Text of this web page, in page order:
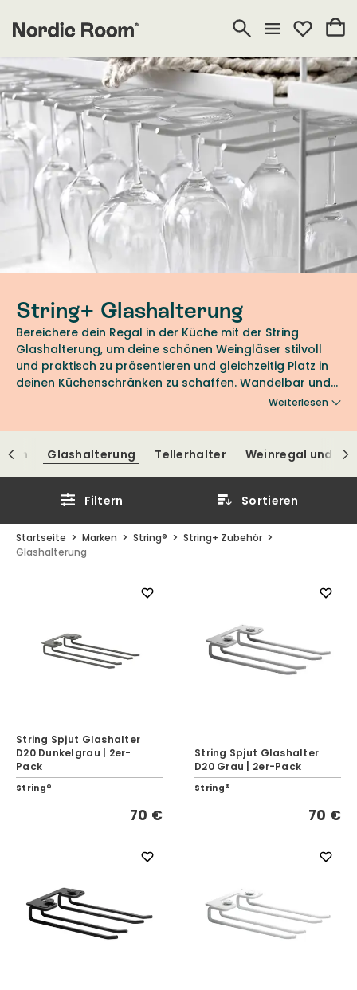
String+ Glashalterung
Bereichere dein Regal in der Küche mit der String
Glashalterung, um deine schönen Weingläser stilvoll
und praktisch zu präsentieren und gleichzeitig Platz in
deinen Küchenschränken zu schaffen. Wandelbar und
funktional – so zeigt sich der Designklassiker String-
String-Regal hervorragend für mehr Ordnung und
Übersicht in deiner Küche.
Weiterlesen
Glashalterung Tellerhalter Weinregal und
Filtern Sortieren
Startseite Marken String®
String+ Zubehör
Glashalterung
String Spjut Glashalter
D20 Dunkelgrau | 2er-
Pack
String®
70 €
String Spjut Glashalter
D20 Grau | 2er-Pack
String®
70 €